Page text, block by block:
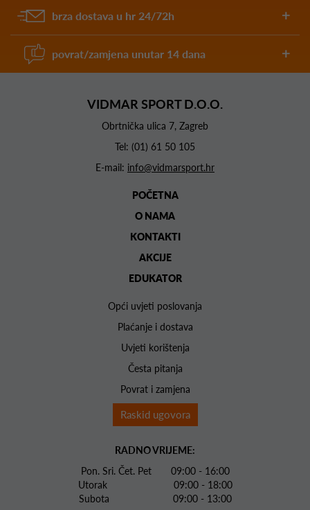
brza dostava u hr 24/72h
povrat/zamjena unutar 14 dana
VIDMAR SPORT D.O.O.
Obrtnička ulica 7, Zagreb
Tel: (01) 61 50 105
E-mail: info@vidmarsport.hr
POČETNA
O NAMA
KONTAKTI
AKCIJE
EDUKATOR
Opći uvjeti poslovanja
Plaćanje i dostava
Uvjeti korištenja
Česta pitanja
Povrat i zamjena
Raskid ugovora
RADNO VRIJEME:
Pon. Sri. Čet. Pet 09:00 - 16:00
Utorak 09:00 - 18:00
Subota 09:00 - 13:00